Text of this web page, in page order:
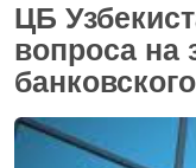
ЦБ
вопроса на